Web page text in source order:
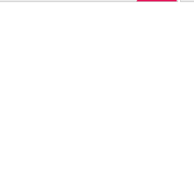
из специального
Эльба с доставкой на дом